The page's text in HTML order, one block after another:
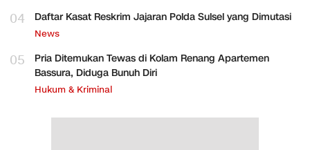
04 Daftar Kasat Reskrim Jajaran Polda Sulsel yang Dimutasi
News
05
Pria Ditemukan Tewas di Kolam Renang Apartemen
Bassura, Diduga Bunuh Diri
Hukum & Kriminal